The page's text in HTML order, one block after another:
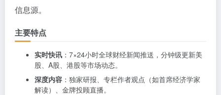
信息源。
主要特点
实时快讯 ：7×24小时全球财经新闻推送，分钟级更新美
股、A股、港股等市场动态。
深度内容 ：独家研报、专栏作者观点（如首席经济学家
解读）、金牌投顾直播。